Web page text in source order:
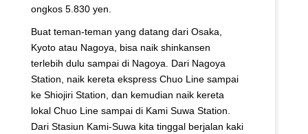
ongkos 5.830 yen.
Buat teman-teman yang datang dari Osaka,
Kyoto atau Nagoya, bisa naik shinkansen
terlebih dulu sampai di Nagoya. Dari Nagoya
Station, naik kereta ekspress Chuo Line sampai
ke Shiojiri Station, dan kemudian naik kereta
lokal Chuo Line sampai di Kami Suwa Station.
Dari Stasiun Kami-Suwa kita tinggal berjalan kaki